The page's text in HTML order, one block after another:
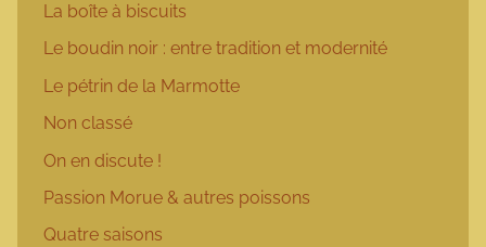
La boîte à biscuits
Le boudin noir : entre tradition et modernité
Le pétrin de la Marmotte
Non classé
On en discute !
Passion Morue & autres poissons
Quatre saisons